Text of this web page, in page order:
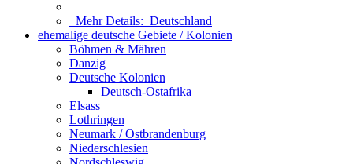
Mehr Details: Deutschland
ehemalige deutsche Gebiete / Kolonien
Böhmen & Mähren
Danzig
Deutsche Kolonien
Deutsch-Ostafrika
Elsass
Lothringen
Neumark / Ostbrandenburg
Niederschlesien